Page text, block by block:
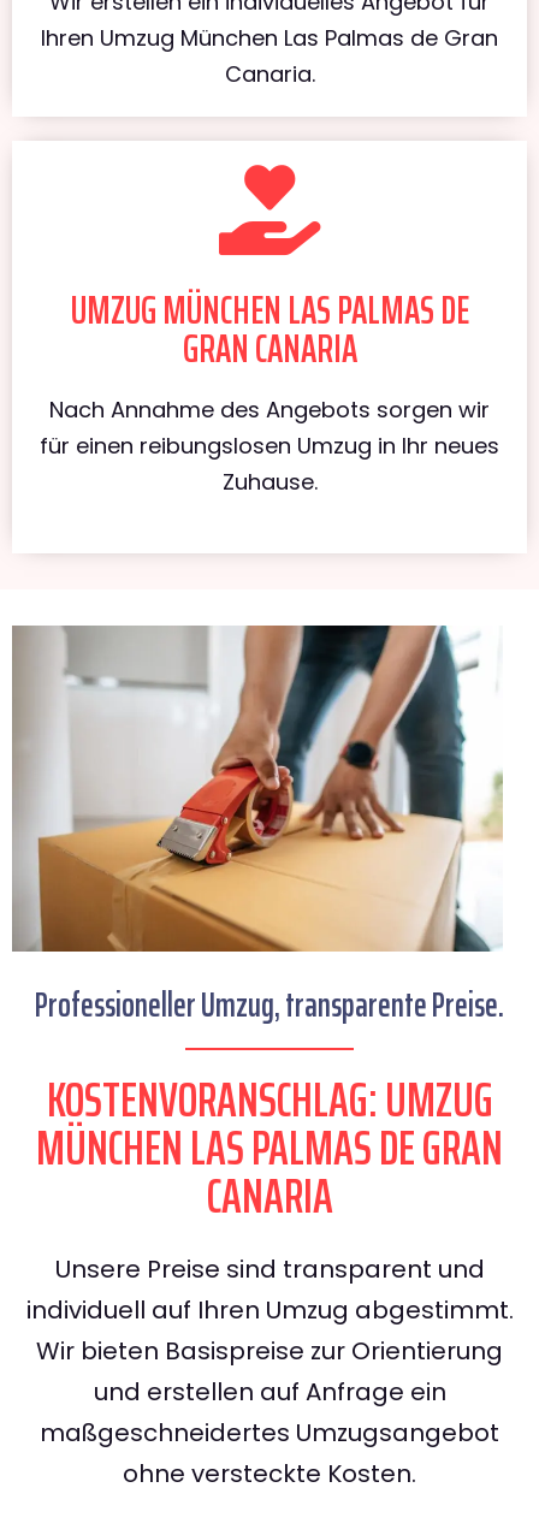
Ihren Umzug München Las Palmas de Gran
Canaria.
UMZUG MÜNCHEN LAS PALMAS DE
GRAN CANARIA
Nach Annahme des Angebots sorgen wir
für einen reibungslosen Umzug in Ihr neues
Zuhause.
Professioneller Umzug, transparente Preise.
KOSTENVORANSCHLAG: UMZUG
MÜNCHEN LAS PALMAS DE GRAN
CANARIA
Unsere Preise sind transparent und
individuell auf Ihren Umzug abgestimmt.
Wir bieten Basispreise zur Orientierung
und erstellen auf Anfrage ein
maßgeschneidertes Umzugsangebot
ohne versteckte Kosten.